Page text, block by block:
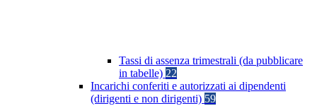
Tassi di assenza trimestrali (da pubblicare
in tabelle) 22
Incarichi conferiti e autorizzati ai dipendenti
(dirigenti e non dirigenti) 59